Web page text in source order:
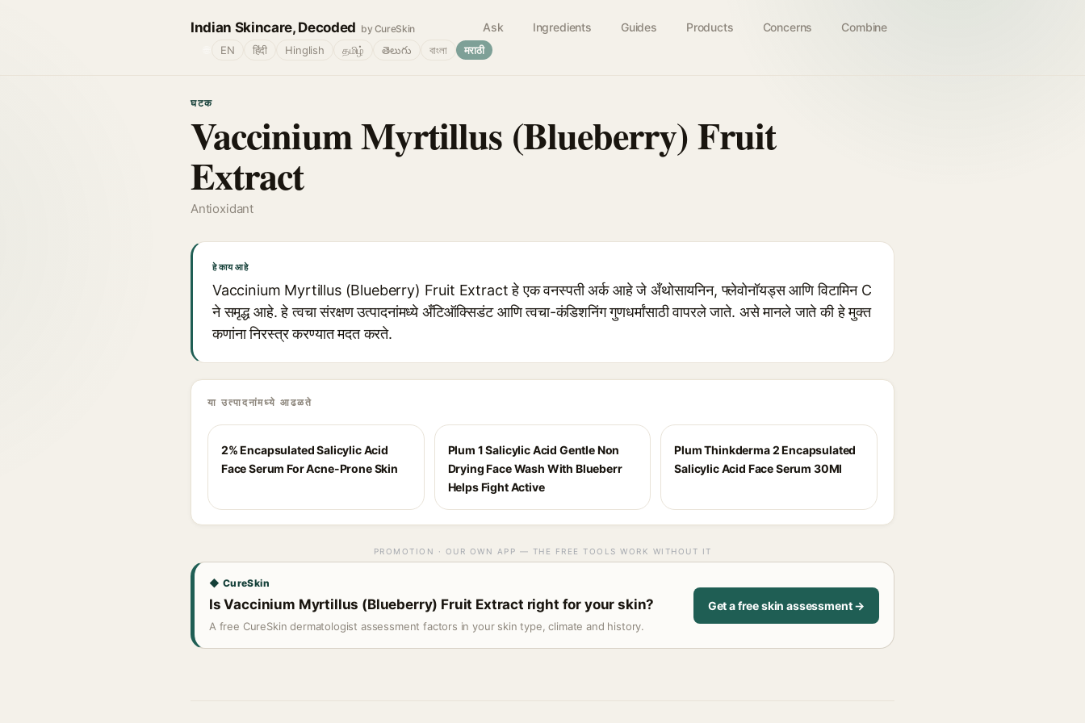
Indian Skincare, Decoded by CureSkin Ask Ingredients Guides Products Concerns Combine
EN हिंदी Hinglish தமிழ் తెలుగు বাংলা मराठी
घटक
Vaccinium Myrtillus (Blueberry) Fruit
Extract
Antioxidant
हे काय आहे
Vaccinium Myrtillus (Blueberry) Fruit Extract हे एक वनस्पती अर्क आहे जे अँथोसायनिन, फ्लेवोनॉयड्स आणि विटामिन C
ने समृद्ध आहे. हे त्वचा संरक्षण उत्पादनांमध्ये अँटिऑक्सिडंट आणि त्वचा-कंडिशनिंग गुणधर्मांसाठी वापरले जाते. असे मानले जाते की हे मुक्त
कणांना निरस्त्र करण्यात मदत करते.
या उत्पादनांमध्ये आढळते
2% Encapsulated Salicylic Acid
Face Serum For Acne-Prone Skin
Plum 1 Salicylic Acid Gentle Non
Drying Face Wash With Blueberr
Helps Fight Active
Plum Thinkderma 2 Encapsulated
Salicylic Acid Face Serum 30Ml
PROMOTION · OUR OWN APP — THE FREE TOOLS WORK WITHOUT IT
◆ CureSkin
Is Vaccinium Myrtillus (Blueberry) Fruit Extract right for your skin?
A free CureSkin dermatologist assessment factors in your skin type, climate and history.
Get a free skin assessment →